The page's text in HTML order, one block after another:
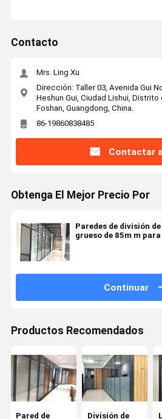
Contacto
Mrs. Ling Xu
Dirección: Taller 03, Avenida Gui
Heshun Gui, Ciudad Lishui, Distrito
Foshan, Guangdong, China.
86-19860838485
Contactar
Obtenga El Mejor Precio Por
Paredes de división
grueso de 85m m
Continuar
Productos Recomendados
Pared de División de